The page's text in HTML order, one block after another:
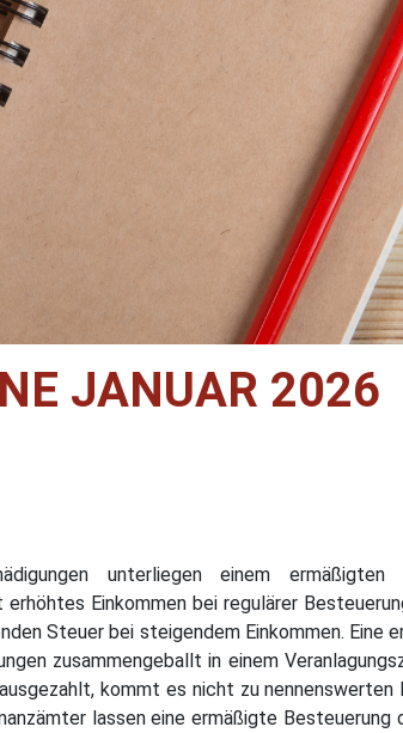
JANUAR 2026
unterliegen einem ermäßigten
Einkommen bei regulärer
Steuer bei steigendem Einkommen. Eine
zusammengeballt in einem
kommt es nicht zu nennenswerten
lassen eine ermäßigte Besteuerung